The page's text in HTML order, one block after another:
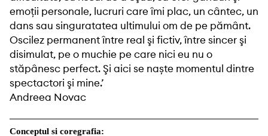
emoţii personale, lucruri care îmi plac, un cântec, un
dans sau singuratatea ultimului om de pe pământ.
Oscilez permanent între real şi fictiv, între sincer şi
disimulat, pe o muchie pe care nici eu nu o
stăpânesc perfect. Şi aici se naște momentul dintre
spectactori şi mine.’
Andreea Novac
Conceptul si coregrafia: